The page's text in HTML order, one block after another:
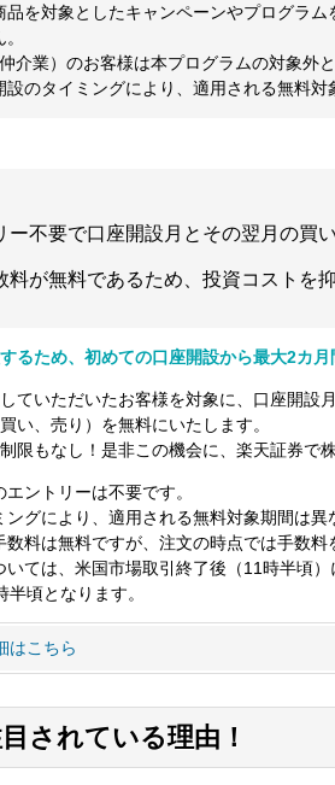
品を対象としたキャンペーンやプログラ
介業）のお客様は本プログラムの対象外
設のタイミングにより、適用される無料対
ー不要で口座開設月とその翌月の買
料が無料であるため、投資コストを
るため、初めての口座開設から最大2カ月
ていただいたお客様を対象に、口座開設
い、売り）を無料にいたします。
限もなし！是非この機会に、楽天証券で
ントリーは不要です。
ングにより、適用される無料対象期間は異
数料は無料ですが、注文の時点では手数
いては、米国市場取引終了後（11時半頃
頃となります。
はこちら
されている理由！